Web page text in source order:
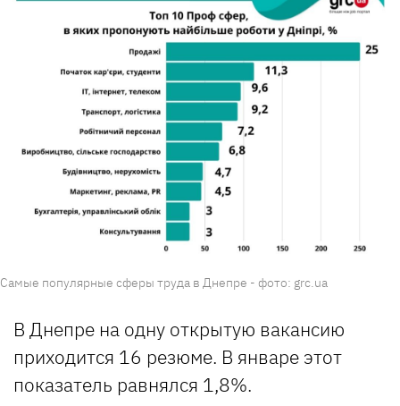
Самые популярные сферы труда в Днепре - фото: grc.ua
В Днепре на одну открытую вакансию
приходится 16 резюме. В январе этот
показатель равнялся 1,8%.